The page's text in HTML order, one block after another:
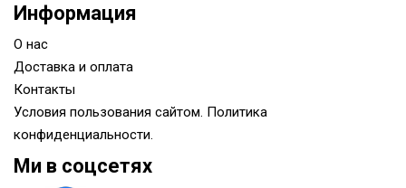
Информация
О нас
Доставка и оплата
Контакты
Условия пользования сайтом. Политика
конфиденциальности.
Ми в соцсетях